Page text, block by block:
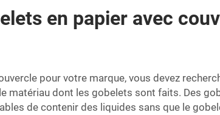
en papier avec
pour votre marque, vous devez
matériau dont les gobelets sont faits. Des
de contenir des liquides sans que le